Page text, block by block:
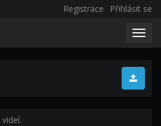
Registrace Přihlásit se
videí.